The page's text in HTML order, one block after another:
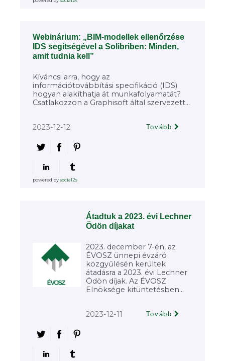
Webinárium: „BIM-modellek ellenőrzése
IDS segítségével a Solibriben: Minden,
amit tudnia kell”
Kíváncsi arra, hogy az
információtovábbítási specifikáció (IDS)
hogyan alakíthatja át munkafolyamatát?
Csatlakozzon a Graphisoft által szervezett...
2023-12-12 Tovább
powered bysocial2s
Átadtuk a 2023. évi Lechner
Ödön díjakat
2023. december 7-én, az
ÉVOSZ ünnepi évzáró
közgyűlésén kerültek
átadásra a 2023. évi Lechner
Ödön díjak. Az ÉVOSZ
Elnöksége kitüntetésben...
2023-12-11 Tovább